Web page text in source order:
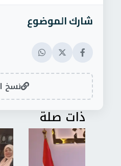
شارك الموضوع
نسخ الرابط
ذات صلة